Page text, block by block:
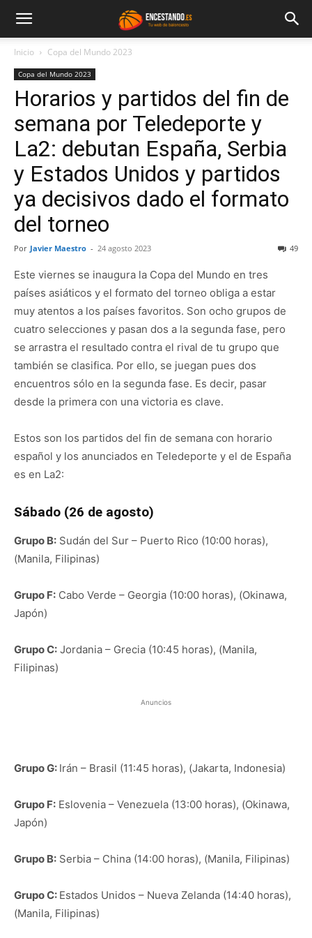
Inicio Copa del Mundo 2023
Copa del Mundo 2023
Horarios y partidos del fin de
semana por Teledeporte y
La2: debutan España, Serbia
y Estados Unidos y partidos
ya decisivos dado el formato
del torneo
Por Javier Maestro - 24 agosto 2023 49
Este viernes se inaugura la Copa del Mundo en tres
países asiáticos y el formato del torneo obliga a estar
muy atentos a los países favoritos. Son ocho grupos de
cuatro selecciones y pasan dos a la segunda fase, pero
se arrastra el resultado contra el rival de tu grupo que
también se clasifica. Por ello, se juegan pues dos
encuentros sólo en la segunda fase. Es decir, pasar
desde la primera con una victoria es clave.
Estos son los partidos del fin de semana con horario
español y los anunciados en Teledeporte y el de España
es en La2:
Sábado (26 de agosto)
Grupo B: Sudán del Sur – Puerto Rico (10:00 horas),
(Manila, Filipinas)
Grupo F: Cabo Verde – Georgia (10:00 horas), (Okinawa,
Japón)
Grupo C: Jordania – Grecia (10:45 horas), (Manila,
Filipinas)
Anuncios
Grupo G: Irán – Brasil (11:45 horas), (Jakarta, Indonesia)
Grupo F: Eslovenia – Venezuela (13:00 horas), (Okinawa,
Japón)
Grupo B: Serbia – China (14:00 horas), (Manila, Filipinas)
Grupo C: Estados Unidos – Nueva Zelanda (14:40 horas),
(Manila, Filipinas)